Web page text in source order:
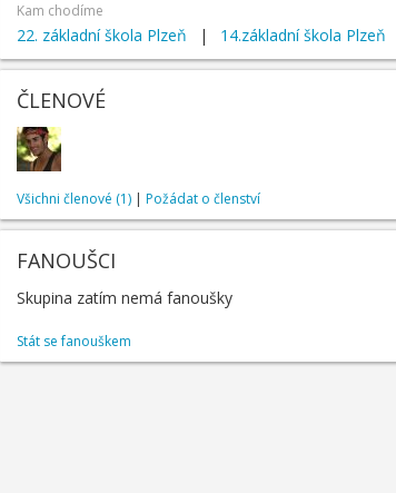
Kam chodíme
22. základní škola Plzeň | 14.základní škola Plzeň
ČLENOVÉ
Všichni členové (1)| Požádat o členství
FANOUŠCI
Skupina zatím nemá fanoušky
Stát se fanouškem